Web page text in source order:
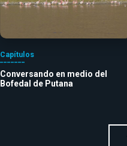
Capítulos
Conversando en medio del
Bofedal de Putana